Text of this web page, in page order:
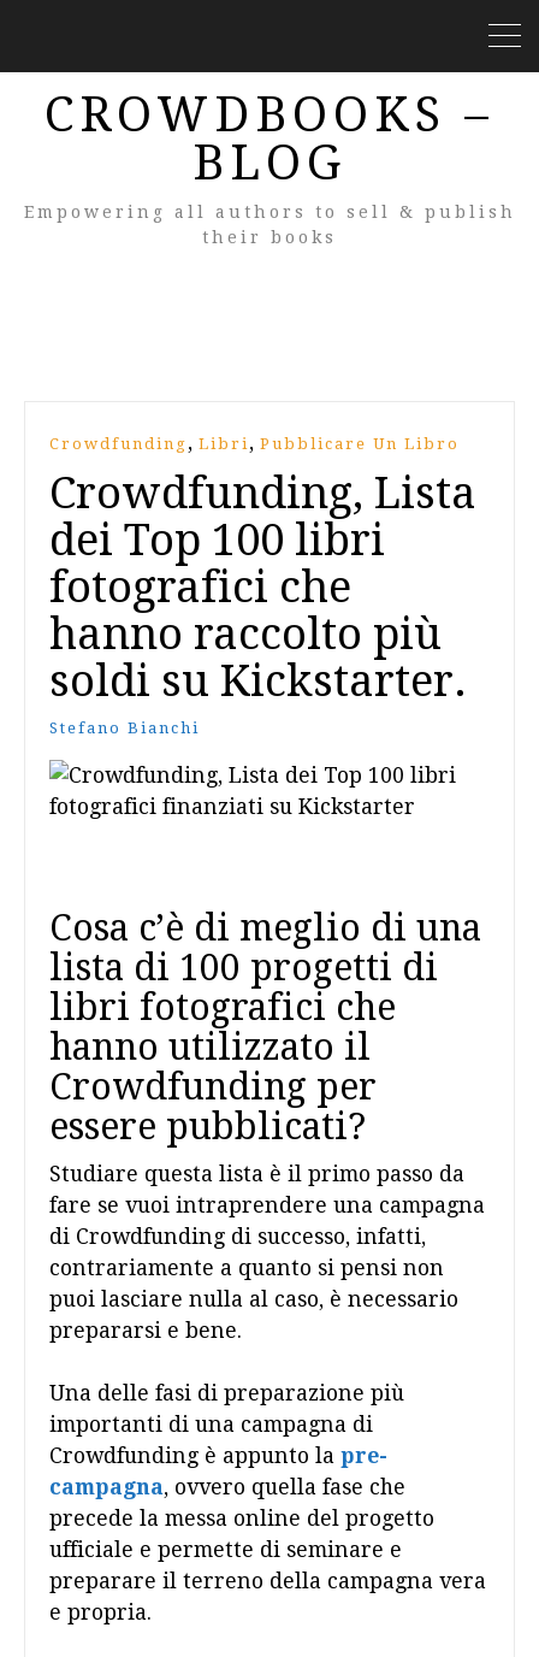
CROWDBOOKS –
BLOG
Empowering all authors to sell & publish
their books
Crowdfunding , Libri, Pubblicare Un Libro
Crowdfunding, Lista
dei Top 100 libri
fotografici che
hanno raccolto più
soldi su Kickstarter.
Stefano Bianchi
Cosa c’è di meglio di una
lista di 100 progetti di
libri fotografici che
hanno utilizzato il
Crowdfunding per
essere pubblicati?
Studiare questa lista è il primo passo da
fare se vuoi intraprendere una campagna
di Crowdfunding di successo, infatti,
contrariamente a quanto si pensi non
puoi lasciare nulla al caso, è necessario
prepararsi e bene.
Una delle fasi di preparazione più
importanti di una campagna di
Crowdfunding è appunto la pre-
campagna, ovvero quella fase che
precede la messa online del progetto
ufficiale e permette di seminare e
preparare il terreno della campagna vera
e propria.